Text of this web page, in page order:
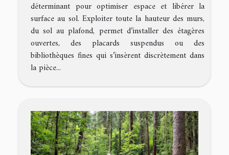
déterminant pour optimiser espace et libérer la
surface au sol. Exploiter toute la hauteur des murs,
du sol au plafond, permet d’installer des étagères
ouvertes, des placards suspendus ou des
bibliothèques fines qui s’insèrent discrètement dans
la pièce...